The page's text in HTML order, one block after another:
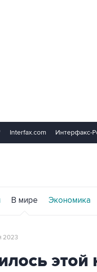
Interfax.com Интерфакс-
В мире Экономика
2023